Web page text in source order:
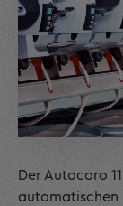
Der Autocoro
automatischen